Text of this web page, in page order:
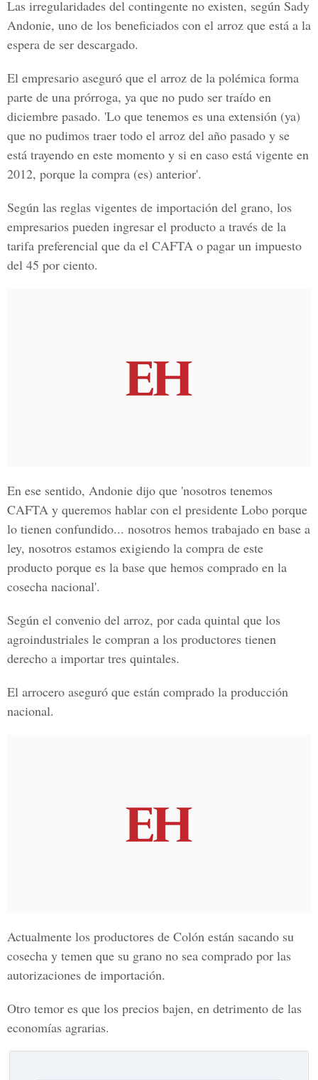
Las irregularidades del contingente no existen, según Sady
Andonie, uno de los beneficiados con el arroz que está a la
espera de ser descargado.
El empresario aseguró que el arroz de la polémica forma
parte de una prórroga, ya que no pudo ser traído en
diciembre pasado. 'Lo que tenemos es una extensión (ya)
que no pudimos traer todo el arroz del año pasado y se
está trayendo en este momento y si en caso está vigente en
2012, porque la compra (es) anterior'.
Según las reglas vigentes de importación del grano, los
empresarios pueden ingresar el producto a través de la
tarifa preferencial que da el CAFTA o pagar un impuesto
del 45 por ciento.
En ese sentido, Andonie dijo que 'nosotros tenemos
CAFTA y queremos hablar con el presidente Lobo porque
lo tienen confundido... nosotros hemos trabajado en base a
ley, nosotros estamos exigiendo la compra de este
producto porque es la base que hemos comprado en la
cosecha nacional'.
Según el convenio del arroz, por cada quintal que los
agroindustriales le compran a los productores tienen
derecho a importar tres quintales.
El arrocero aseguró que están comprado la producción
nacional.
Actualmente los productores de Colón están sacando su
cosecha y temen que su grano no sea comprado por las
autorizaciones de importación.
Otro temor es que los precios bajen, en detrimento de las
economías agrarias.